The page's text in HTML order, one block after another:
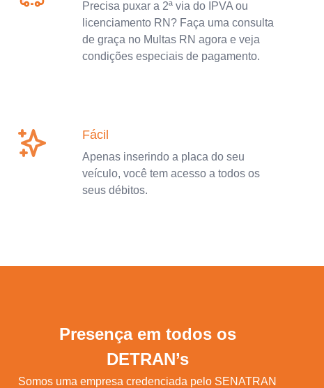
Precisa puxar a 2ª via do IPVA ou
licenciamento RN? Faça uma consulta
de graça no Multas RN agora e veja
condições especiais de pagamento.
Fácil
Apenas inserindo a placa do seu
veículo, você tem acesso a todos os
seus débitos.
Presença em todos os
DETRAN’s
Somos uma empresa credenciada pelo SENATRAN